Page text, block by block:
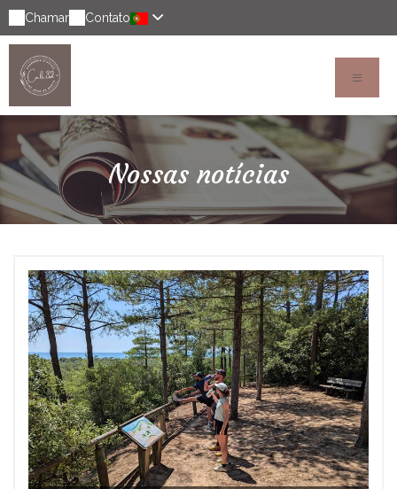
Chamar Contato
Nossas notícias